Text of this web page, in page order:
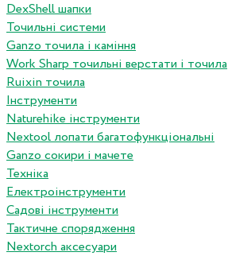
DexShell шапки
Точильні системи
Ganzo точила і каміння
Work Sharp точильні верстати і точила
Ruixin точила
Інструменти
Naturehike інструменти
Nextool лопати багатофункціональні
Ganzo сокири і мачете
Техніка
Електроінструменти
Садові інструменти
Тактичне спорядження
Nextorch аксесуари